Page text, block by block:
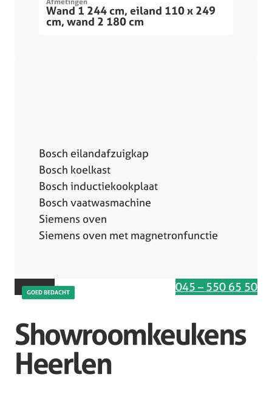
Wand 1 244 cm, eiland 110 x 249
cm, wand 2 180 cm
Bosch eilandafzuigkap
Bosch koelkast
Bosch inductiekookplaat
Bosch vaatwasmachine
Siemens oven
Siemens oven met magnetronfunctie
GOED BEDACHTInteresse in deze keuken 045 – 550 65 50
Showroomkeukens
Heerlen